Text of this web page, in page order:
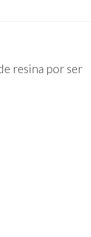
resina por ser